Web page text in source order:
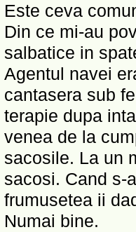
Este ceva
Din ce mi-au
salbatice in
Agentul navei
cantasera sub
terapie dupa
venea de la
sacosile. La un
sacosi. Cand s-
frumusetea ii
Numai bine.